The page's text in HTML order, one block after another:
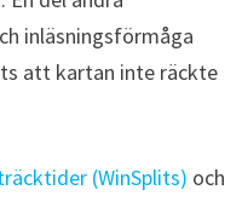
inläsningsförmåga
att kartan inte räckte
(WinSplits) och